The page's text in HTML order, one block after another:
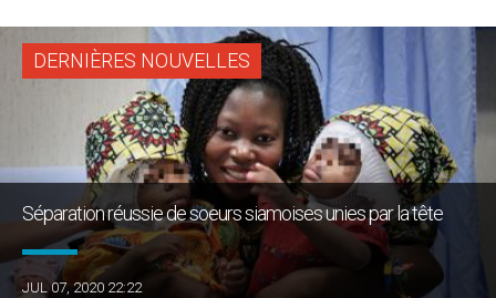
DERNIÈRES NOUVELLES
Séparation réussie de soeurs siamoises unies par la tête
JUL 07, 2020 22:22